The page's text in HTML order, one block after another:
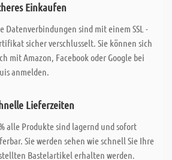
Einkaufen
Datenverbindungen sind mit einem SSL -
sicher verschlusselt. Sie können sich
mit Amazon, Facebook oder Google bei
anmelden.
Lieferzeiten
alle Produkte sind lagernd und sofort
Sie werden sehen wie schnell Sie Ihre
Bastelartikel erhalten werden.